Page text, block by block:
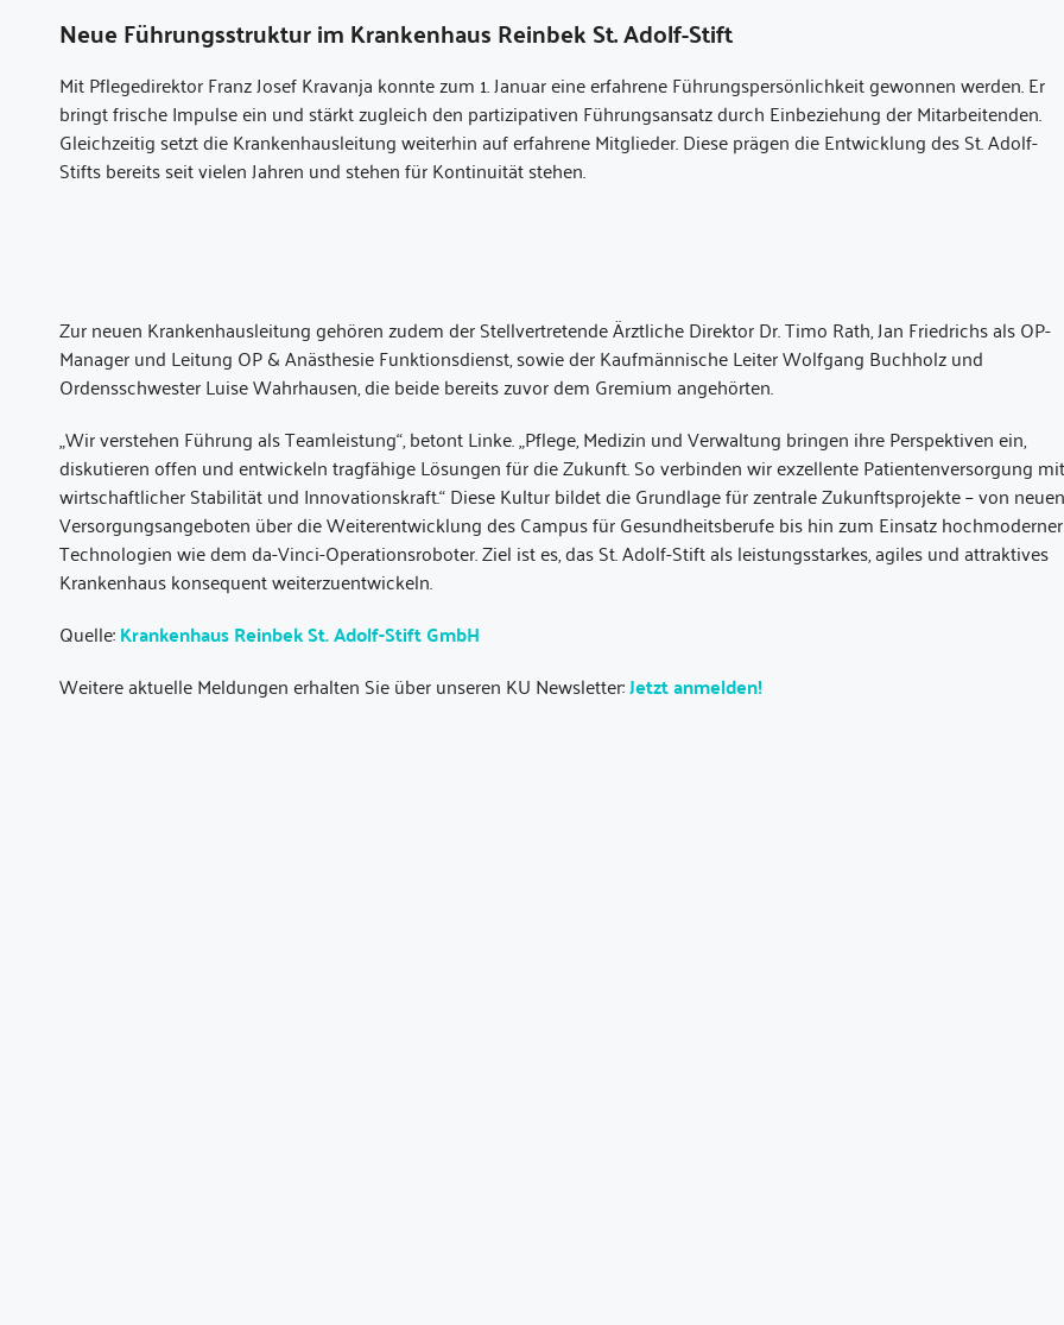
Neue Führungsstruktur im Krankenhaus Reinbek St. Adolf-Stift
Mit Pflegedirektor Franz Josef Kravanja konnte zum 1. Januar eine erfahrene Führungspersönlichkeit gewonnen werden. Er
bringt frische Impulse ein und stärkt zugleich den partizipativen Führungsansatz durch Einbeziehung der Mitarbeitenden.
Gleichzeitig setzt die Krankenhausleitung weiterhin auf erfahrene Mitglieder. Diese prägen die Entwicklung des St. Adolf-
Stifts bereits seit vielen Jahren und stehen für Kontinuität stehen.
Zur neuen Krankenhausleitung gehören zudem der Stellvertretende Ärztliche Direktor Dr. Timo Rath, Jan Friedrichs als OP-
Manager und Leitung OP & Anästhesie Funktionsdienst, sowie der Kaufmännische Leiter Wolfgang Buchholz und
Ordensschwester Luise Wahrhausen, die beide bereits zuvor dem Gremium angehörten.
„Wir verstehen Führung als Teamleistung“, betont Linke. „Pflege, Medizin und Verwaltung bringen ihre Perspektiven ein,
diskutieren offen und entwickeln tragfähige Lösungen für die Zukunft. So verbinden wir exzellente Patientenversorgung mit
wirtschaftlicher Stabilität und Innovationskraft.“ Diese Kultur bildet die Grundlage für zentrale Zukunftsprojekte – von neuen
Versorgungsangeboten über die Weiterentwicklung des Campus für Gesundheitsberufe bis hin zum Einsatz hochmoderner
Technologien wie dem da-Vinci-Operationsroboter. Ziel ist es, das St. Adolf-Stift als leistungsstarkes, agiles und attraktives
Krankenhaus konsequent weiterzuentwickeln.
Quelle:Krankenhaus Reinbek St. Adolf-Stift GmbH
Weitere aktuelle Meldungen erhalten Sie über unseren KU Newsletter:Jetzt anmelden!